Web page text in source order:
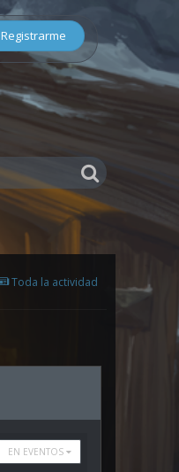
Registrarme
Toda la actividad
EN EVENTOS